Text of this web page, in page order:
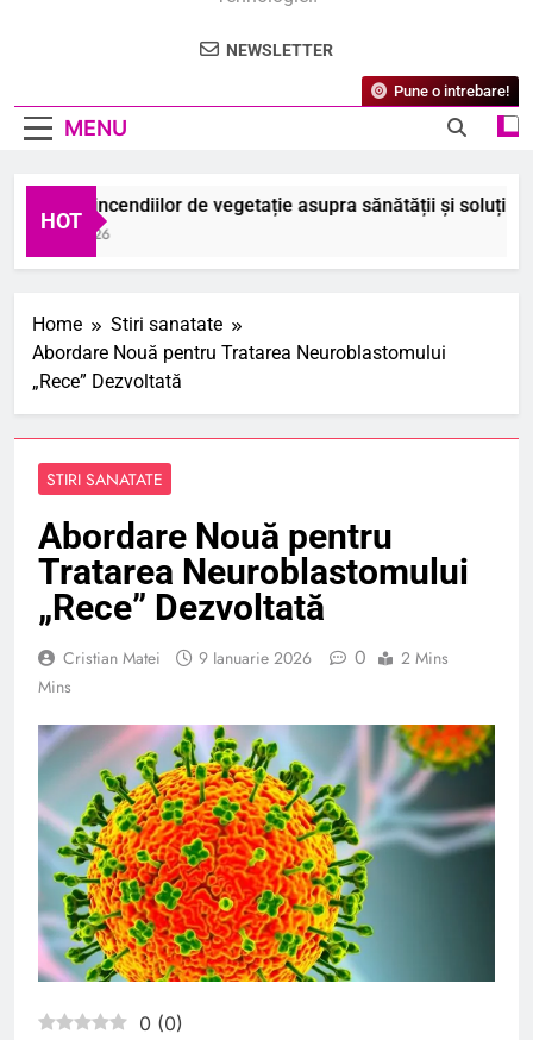
NEWSLETTER
MENU
Pune o intrebare!
HOT
incendiilor de vegetație asupra sănătății și soluțiile
2026
Home
Stiri sanatate
Abordare Nouă pentru Tratarea Neuroblastomului
„Rece” Dezvoltată
STIRI SANATATE
Abordare Nouă pentru
Tratarea Neuroblastomului
„Rece” Dezvoltată
Cristian Matei 9 Ianuarie 2026 0
2 Mins
Mins
0 (0)